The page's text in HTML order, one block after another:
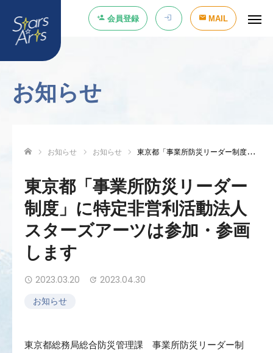
会員登録 MAIL
お知らせ
お知らせ お知らせ 東京都「事業所防災リーダー制度」に特定非営利活動法人スターズアーツは参加・参画します
東京都「事業所防災リーダー
制度」に特定非営利活動法人
スターズアーツは参加・参画
します
2023.03.20
2023.04.30
お知らせ
東京都総務局総合防災管理課 事業所防災リーダー制